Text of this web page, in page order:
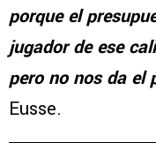
porque el
jugador de ese
pero no nos da el
Eusse.